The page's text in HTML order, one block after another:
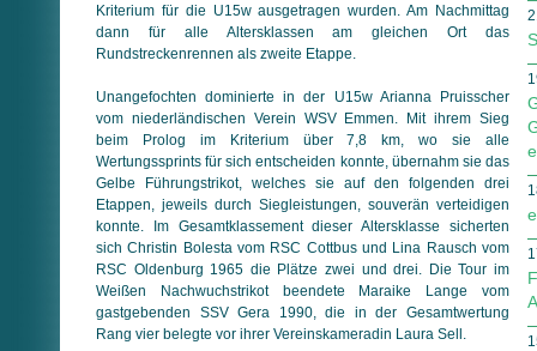
Kriterium für die U15w ausgetragen wurden. Am Nachmittag
dann für alle Altersklassen am gleichen Ort das
Rundstreckenrennen als zweite Etappe.
Unangefochten dominierte in der U15w Arianna Pruisscher
vom niederländischen Verein WSV Emmen. Mit ihrem Sieg
beim Prolog im Kriterium über 7,8 km, wo sie alle
Wertungssprints für sich entscheiden konnte, übernahm sie das
Gelbe Führungstrikot, welches sie auf den folgenden drei
Etappen, jeweils durch Siegleistungen, souverän verteidigen
konnte. Im Gesamtklassement dieser Altersklasse sicherten
sich Christin Bolesta vom RSC Cottbus und Lina Rausch vom
RSC Oldenburg 1965 die Plätze zwei und drei. Die Tour im
Weißen Nachwuchstrikot beendete Maraike Lange vom
gastgebenden SSV Gera 1990, die in der Gesamtwertung
Rang vier belegte vor ihrer Vereinskameradin Laura Sell.